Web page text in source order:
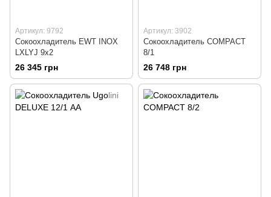
Артикул: 9792
Сокоохладитель EWT INOX
LXLYJ 9x2
26 345 грн
Артикул: 3902
Сокоохладитель COMPACT
8/1
26 748 грн